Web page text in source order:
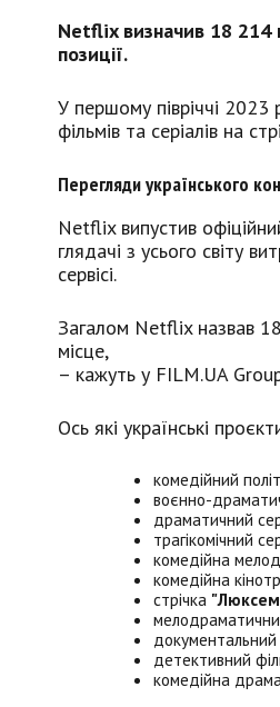
Netflix визначив 18 214
позиції.
У першому півріччі 2023
фільмів та серіалів на
Перегляди українського
Netflix випустив
глядачі з усього світу
сервісі.
Загалом Netflix назвав
місце,
– кажуть у FILM.UA
Ось які українські
комедійний
воєнно-
драматичний
трагікомічний
комедійна
комедійна
стрічка
документальний
детективний
комедійна драма